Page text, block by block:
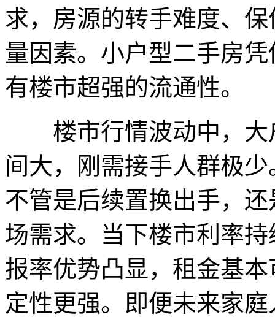
求，房源的转手难度、
量因素。小户型二手房
有楼市超强的流通性。
楼市行情波动中，大
间大，刚需接手人群极
不管是后续置换出手，
场需求。当下楼市利率
报率优势凸显，租金基
定性更强。即便未来家